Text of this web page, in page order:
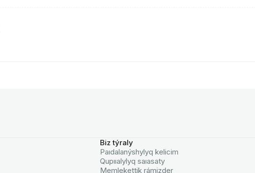
Biz týraly
Paıdalanýshylyq kelicim
Qupııalylyq saıasaty
Memlekettik rámizder